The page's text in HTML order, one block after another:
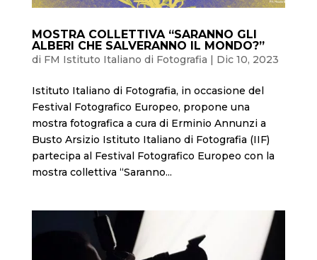
MOSTRA COLLETTIVA “SARANNO GLI
ALBERI CHE SALVERANNO IL MONDO?”
di FM Istituto Italiano di Fotografia | Dic 10, 2023
Istituto Italiano di Fotografia, in occasione del
Festival Fotografico Europeo, propone una
mostra fotografica a cura di Erminio Annunzi a
Busto Arsizio Istituto Italiano di Fotografia (IIF)
partecipa al Festival Fotografico Europeo con la
mostra collettiva “Saranno...